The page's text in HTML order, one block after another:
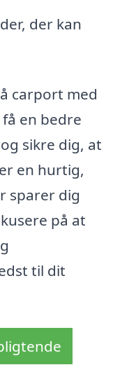
der kan
carport med
en bedre
sikre dig, at
en hurtig,
sparer dig
på at
til dit